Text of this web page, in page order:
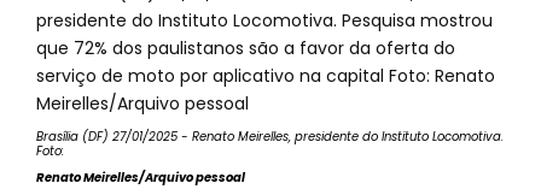
Brasília (DF) 27/01/2025 - Renato Meirelles, presidente do Instituto Locomotiva.
Foto:
Renato Meirelles/Arquivo pessoal